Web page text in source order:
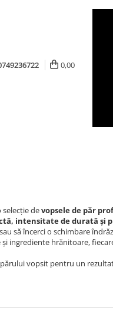
0,00
selecție devopsele de păr
intensitate de durată și
să încerci o schimbare
ingrediente hrănitoare,
vopsit pentru un